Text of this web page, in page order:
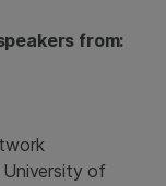
from:
University of